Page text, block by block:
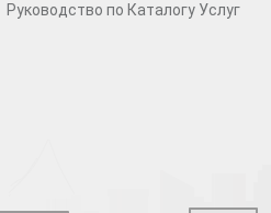
Руководство по Каталогу Услуг